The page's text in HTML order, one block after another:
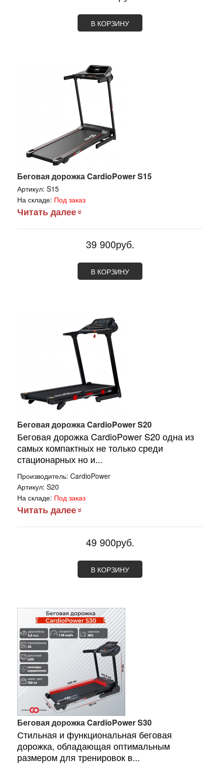
В КОРЗИНУ
Беговая дорожка CardioPower S15
Артикул: S15
На складе: Под заказ
Читать далее
39 900руб.
В КОРЗИНУ
Беговая дорожка CardioPower S20
Беговая дорожка CardioPower S20 одна из
самых компактных не только среди
стационарных но и...
Производитель: CardioPower
Артикул: S20
На складе: Под заказ
Читать далее
49 900руб.
В КОРЗИНУ
Беговая дорожка CardioPower S30
Стильная и функциональная беговая
дорожка, обладающая оптимальным
размером для тренировок в...